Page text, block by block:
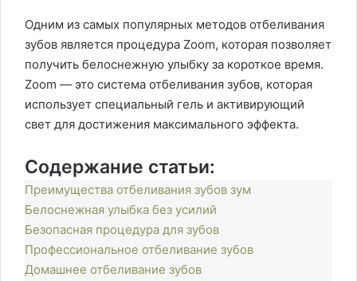
Одним из самых популярных методов отбеливания
зубов является процедура Zoom, которая позволяет
получить белоснежную улыбку за короткое время.
Zoom — это система отбеливания зубов, которая
использует специальный гель и активирующий
свет для достижения максимального эффекта.
Содержание статьи:
Преимущества отбеливания зубов зум
Белоснежная улыбка без усилий
Безопасная процедура для зубов
Профессиональное отбеливание зубов
Домашнее отбеливание зубов